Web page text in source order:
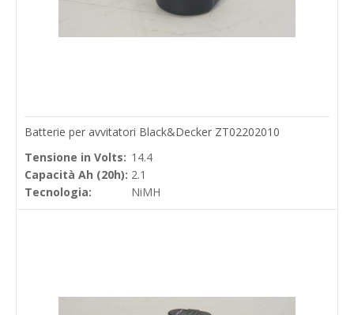
Batterie per avvitatori Black&Decker ZT02202010
Tensione in Volts: 14.4
Capacità Ah (20h): 2.1
Tecnologia:
NiMH